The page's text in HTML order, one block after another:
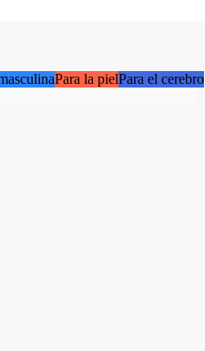
Para el cerebro
Para la piel